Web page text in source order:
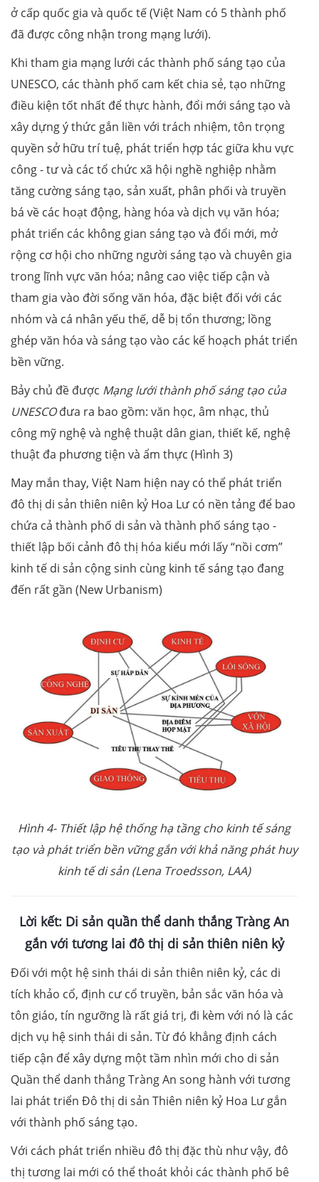
ở cấp quốc gia và quốc tế (Việt Nam có 5 thành phố
đã được công nhận trong mạng lưới).
Khi tham gia mạng lưới các thành phố sáng tạo của
UNESCO, các thành phố cam kết chia sẻ, tạo những
điều kiện tốt nhất để thực hành, đổi mới sáng tạo và
xây dựng ý thức gắn liền với trách nhiệm, tôn trọng
quyền sở hữu trí tuệ, phát triển hợp tác giữa khu vực
công - tư và các tổ chức xã hội nghề nghiệp nhằm
tăng cường sáng tạo, sản xuất, phân phối và truyền
bá về các hoạt động, hàng hóa và dịch vụ văn hóa;
phát triển các không gian sáng tạo và đổi mới, mở
rộng cơ hội cho những người sáng tạo và chuyên gia
trong lĩnh vực văn hóa; nâng cao việc tiếp cận và
tham gia vào đời sống văn hóa, đặc biệt đối với các
nhóm và cá nhân yếu thế, dễ bị tổn thương; lồng
ghép văn hóa và sáng tạo vào các kế hoạch phát triển
bền vững.
Bảy chủ đề được Mạng lưới thành phố sáng tạo của
UNESCOđưa ra bao gồm: văn học, âm nhạc, thủ
công mỹ nghệ và nghệ thuật dân gian, thiết kế, nghệ
thuật đa phương tiện và ẩm thực (Hình 3)
May mắn thay, Việt Nam hiện nay có thể phát triển
đô thị di sản thiên niên kỷ Hoa Lư có nền tảng để bao
chứa cả thành phố di sản và thành phố sáng tạo -
thiết lập bối cảnh đô thị hóa kiểu mới lấy “nồi cơm”
kinh tế di sản cộng sinh cùng kinh tế sáng tạo đang
đến rất gần (New Urbanism)
Hình 4- Thiết lậphệ thốnghạ tầng cho kinh tếsáng
tạo vàphát triển bền vững gắn với khả năngphát huy
kinh tế di sản (Lena Troedsson, LAA)
Lời kết: Di sản quần thể danh thắng Tràng An
gắn với tương lai đô thị di sản thiên niên kỷ
Đối với một hệ sinh thái di sản thiên niên kỷ, các di
tích khảo cổ, định cư cổ truyền, bản sắc văn hóa và
tôn giáo, tín ngưỡng là rất giá trị, đi kèm với nó là các
dịch vụ hệ sinh thái di sản. Từ đó khẳng định cách
tiếp cận để xây dựng một tầm nhìn mới cho di sản
Quần thể danh thắng Tràng An song hành với tương
lai phát triển Đô thị di sản Thiên niên kỷ Hoa Lư gắn
với thành phố sáng tạo.
Với cách phát triển nhiều đô thị đặc thù như vậy, đô
thị tương lai mới có thể thoát khỏi các thành phố bê